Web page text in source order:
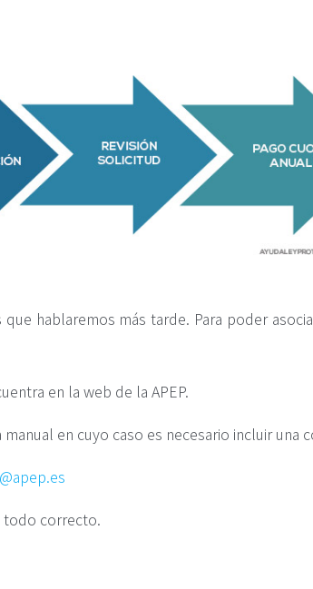
hablaremos más tarde. Para poder
en la web de la APEP.
en cuyo caso es necesario incluir una
todo correcto.